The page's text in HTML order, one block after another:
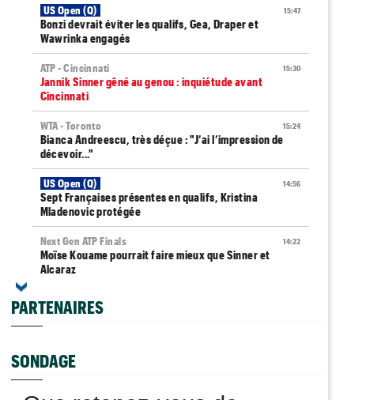
15:47
US Open (Q)
Bonzi devrait éviter les qualifs, Gea, Draper et
Wawrinka engagés
15:30
ATP - Cincinnati
Jannik Sinner gêné au genou : inquiétude avant
Cincinnati
15:24
WTA - Toronto
Bianca Andreescu, très déçue : "J’ai l’impression de
décevoir..."
14:56
US Open (Q)
Sept Françaises présentes en qualifs, Kristina
Mladenovic protégée
14:22
Next Gen ATP Finals
Moïse Kouame pourrait faire mieux que Sinner et
Alcaraz
ATP - Montréal
Fils, Rinderknech et Droguet ce jeudi : horaires et
diffusion TV
BJK Cup
Zheng, Rybakina, Noskova... : qui jouera les BJK Cup
Finals ?
PARTENAIRES
SONDAGE